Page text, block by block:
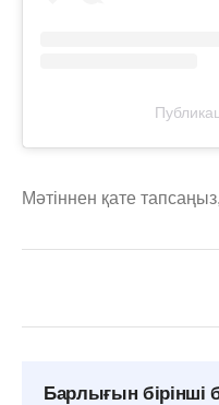
Мәтіннен қате тапсаңыз,
Барлығын бірінші